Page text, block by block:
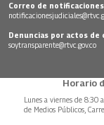
Correo de
Denuncias por actos de
soytransparente@rtvc.gov.co
Horario
Lunes a viernes de 8:30
de Medios Públicos,